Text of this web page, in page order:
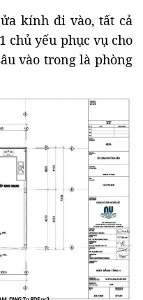
kính đi vào, tất cả
chủ yếu phục vụ cho
vào trong là phòng